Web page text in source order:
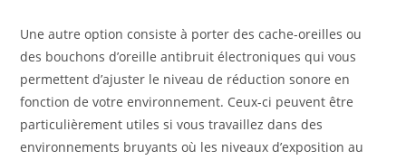
Une autre option consiste à porter des cache-oreilles ou
des bouchons d’oreille antibruit électroniques qui vous
permettent d’ajuster le niveau de réduction sonore en
fonction de votre environnement. Ceux-ci peuvent être
particulièrement utiles si vous travaillez dans des
environnements bruyants où les niveaux d’exposition au